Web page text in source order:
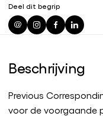
Deel dit begrip
Beschrijving
Previous
voor de voorgaande